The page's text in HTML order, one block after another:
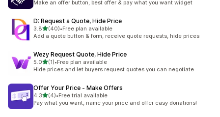
Make an offer button, best offer & pay what you want widget
D: Request a Quote, Hide Price
3.8별 5개 중
(40)
총 리뷰 40개
•Free plan available
Add a quote button & form, receive quote requests, hide prices
Wezy Request Quote, Hide Price
5.0별 5개 중
(1)
총 리뷰 1개
•Free plan available
Hide prices and let buyers request quotes you can negotiate
Offer Your Price ‑ Make Offers
4.3별 5개 중
(4)
총 리뷰 4개
•Free trial available
Pay what you want, name your price and offer easy donations!